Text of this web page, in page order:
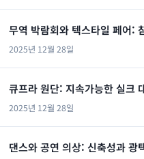
무역 박람회와 텍스타일 페어:
2025년 12월 28일
큐프라 원단: 지속가능한 실크
2025년 12월 28일
댄스와 공연 의상: 신축성과 광